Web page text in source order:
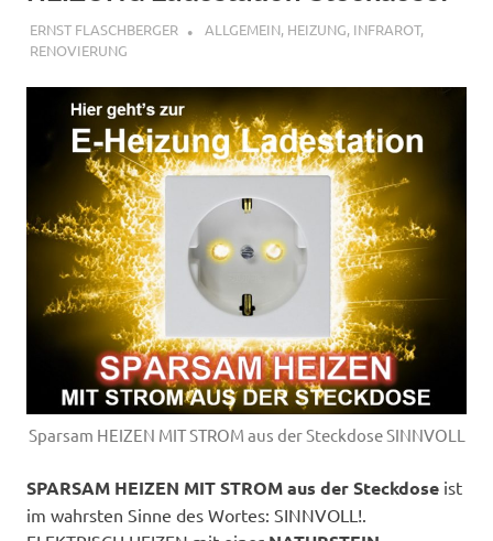
10. JUNI 2021
ERNST FLASCHBERGER ALLGEMEIN, HEIZUNG, INFRAROT,
RENOVIERUNG
Sparsam HEIZEN MIT STROM aus der Steckdose SINNVOLL
SPARSAM HEIZEN MIT STROMaus der Steckdose ist
im wahrsten Sinne des Wortes: SINNVOLL!.